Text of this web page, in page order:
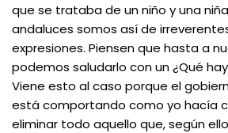
que se trataba de un niño y una
andaluces somos así de
expresiones. Piensen que hasta a
podemos saludarlo con un ¿Qué
Viene esto al caso porque el
está comportando como yo hacía
eliminar todo aquello que, según